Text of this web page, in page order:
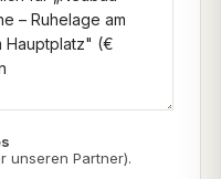
unseren Partner).